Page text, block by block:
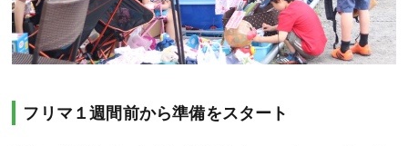
フリマ１週間前から準備をスタート